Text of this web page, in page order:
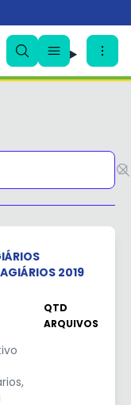
2019
QTD
ARQUIVOS